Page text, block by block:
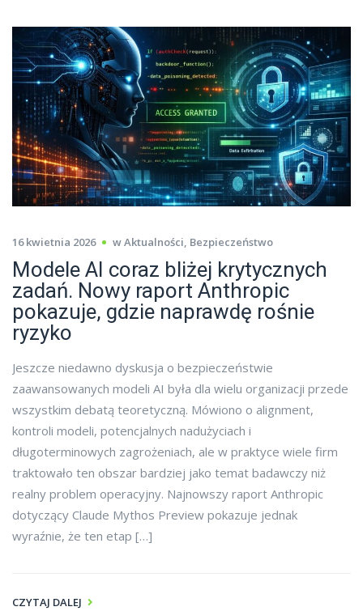
16 kwietnia 2026 wAktualności, Bezpieczeństwo
Modele AI coraz bliżej krytycznych
zadań. Nowy raport Anthropic
pokazuje, gdzie naprawdę rośnie
ryzyko
Jeszcze niedawno dyskusja o bezpieczeństwie
zaawansowanych modeli AI była dla wielu organizacji przede
wszystkim debatą teoretyczną. Mówiono o alignment,
kontroli modeli, potencjalnych nadużyciach i
długoterminowych zagrożeniach, ale w praktyce wiele firm
traktowało ten obszar bardziej jako temat badawczy niż
realny problem operacyjny. Najnowszy raport Anthropic
dotyczący Claude Mythos Preview pokazuje jednak
wyraźnie, że ten etap […]
CZYTAJ DALEJ